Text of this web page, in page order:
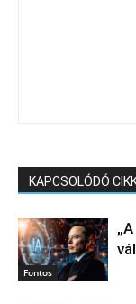
KAPCSOLÓDÓ
Fontos